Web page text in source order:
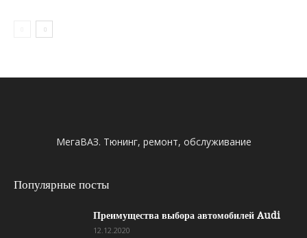
МегаВАЗ. Тюнинг, ремонт, обслуживание
Популярные посты
Преимущества выбора автомобилей Audi
12.12.2020